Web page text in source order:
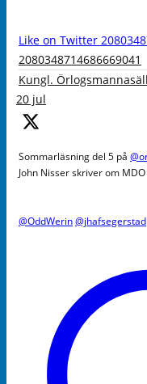
Like on Twitter
2080348714686669041
Kungl.
20 jul
Sommarläsning del 5 på
John Nisser skriver om
@OddWerin@jhafsegerstad